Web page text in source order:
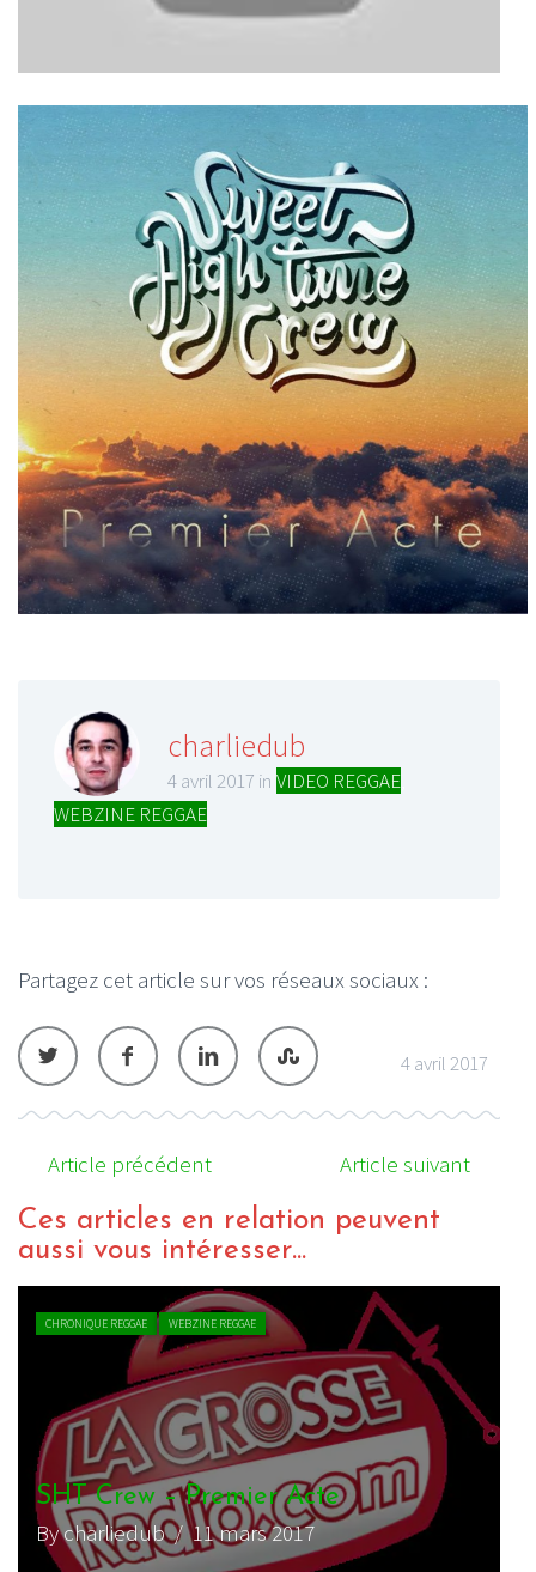
charliedub
4 avril 2017 in VIDEO REGGAE
WEBZINE REGGAE
Partagez cet article sur vos réseaux sociaux :
4 avril 2017
Article précédent Article suivant
Ces articles en relation peuvent
aussi vous intéresser...
CHRONIQUE REGGAE WEBZINE REGGAE
SHT Crew – Premier Acte
By charliedub/ 11 mars 2017